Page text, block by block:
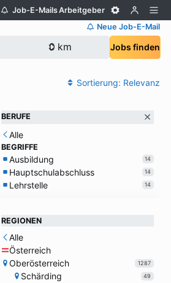
Job-E-MailsArbeitgeber
Neue Job-E-Mail
Jobs finden
Sortierung: Relevanz
BERUFE
Alle
BEGRIFFE
Ausbildung 14
Hauptschulabschluss 14
Lehrstelle 14
REGIONEN
Alle
Österreich
Oberösterreich
1287
Schärding 49